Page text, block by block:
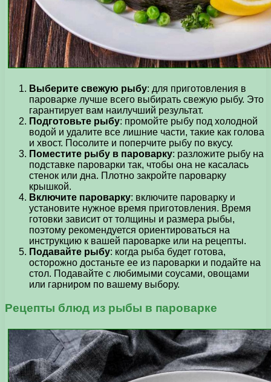
Выберите свежую рыбу: для приготовления в
пароварке лучше всего выбирать свежую рыбу. Это
гарантирует вам наилучший результат.
Подготовьте рыбу: промойте рыбу под холодной
водой и удалите все лишние части, такие как голова
и хвост. Посолите и поперчите рыбу по вкусу.
Поместите рыбу в пароварку: разложите рыбу на
подставке пароварки так, чтобы она не касалась
стенок или дна. Плотно закройте пароварку
крышкой.
Включите пароварку: включите пароварку и
установите нужное время приготовления. Время
готовки зависит от толщины и размера рыбы,
поэтому рекомендуется ориентироваться на
инструкцию к вашей пароварке или на рецепты.
Подавайте рыбу: когда рыба будет готова,
осторожно достаньте ее из пароварки и подайте на
стол. Подавайте с любимыми соусами, овощами
или гарниром по вашему выбору.
Рецепты блюд из рыбы в пароварке